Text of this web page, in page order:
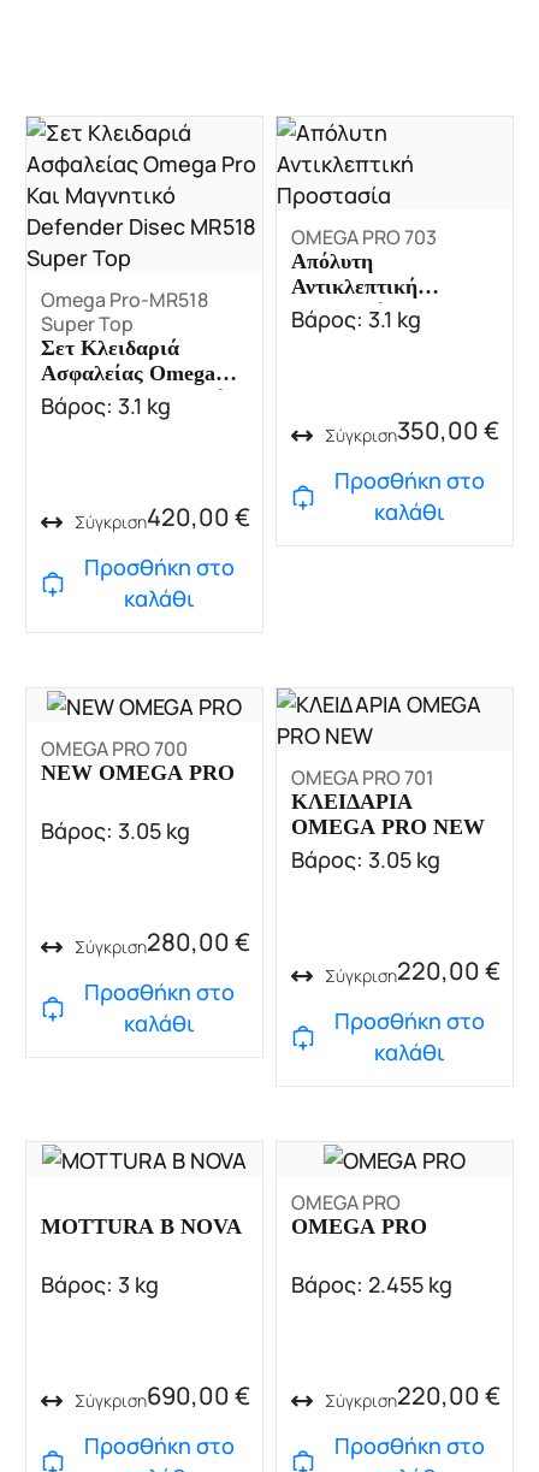
Omega Pro-MR518
Super Top
Σετ Κλειδαριά
Ασφαλείας Omega
Pro Και Μαγνητικό
Defender Disec
Βάρος: 3.1 kg
Σύγκριση420,00€
Προσθήκη στο
καλάθι
OMEGA PRO 703
Απόλυτη
Αντικλεπτική
Προστασία
Βάρος: 3.1 kg
Σύγκριση350,00€
Προσθήκη στο
καλάθι
OMEGA PRO 700
NEW OMEGA PRO
Βάρος: 3.05 kg
Σύγκριση280,00€
Προσθήκη στο
καλάθι
OMEGA PRO 701
ΚΛΕΙΔΑΡΙΑ
OMEGA PRO NEW
Βάρος: 3.05 kg
Σύγκριση220,00€
Προσθήκη στο
καλάθι
MOTTURA B NOVA
Βάρος: 3 kg
Σύγκριση690,00€
Προσθήκη στο
OMEGA PRO
OMEGA PRO
Βάρος: 2.455 kg
Σύγκριση220,00€
Προσθήκη στο